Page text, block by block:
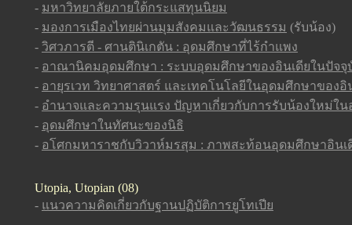
- มหาวิทยาลัยภายใต้กระแสทุนนิยม
- มองการเมืองไทยผ่านมุมสังคมและวัฒนธรรม (รับน้อง)
- วิศวภารตี - ศานตินิเกตัน : อุดมศึกษาที่ไร้กำแพง
- อาณานิคมอุดมศึกษา : ระบบอุดมศึกษาของอินเดียในปัจจุ
- อายุรเวท วิทยาศาสตร์ และเทคโนโลยีในอุดมศึกษาของอิ
- อำนาจและความรุนแรง ปัญหาเกี่ยวกับการรับน้องใหม่ใน
- อุดมศึกษาในทัศนะของนิธิ
- อโศกมหาราชกับวิวาห์มรสุม : ภาพสะท้อนอุดมศึกษาอินเ
Utopia, Utopian (08)
- แนวความคิดเกี่ยวกับฐานปฏิบัติการยูโทเปีย